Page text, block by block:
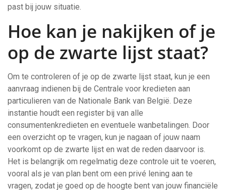
past bij jouw situatie.
Hoe kan je nakijken of je
op de zwarte lijst staat?
Om te controleren of je op de zwarte lijst staat, kun je een
aanvraag indienen bij de Centrale voor kredieten aan
particulieren van de Nationale Bank van België. Deze
instantie houdt een register bij van alle
consumentenkredieten en eventuele wanbetalingen. Door
een overzicht op te vragen, kun je nagaan of jouw naam
voorkomt op de zwarte lijst en wat de reden daarvoor is.
Het is belangrijk om regelmatig deze controle uit te voeren,
vooral als je van plan bent om een privé lening aan te
vragen, zodat je goed op de hoogte bent van jouw financiële